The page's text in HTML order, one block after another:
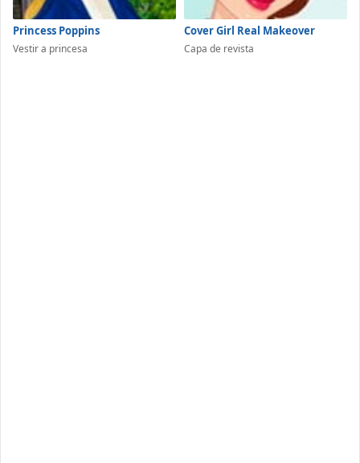
Princess Poppins
Vestir a princesa
Cover Girl Real Makeover
Capa de revista